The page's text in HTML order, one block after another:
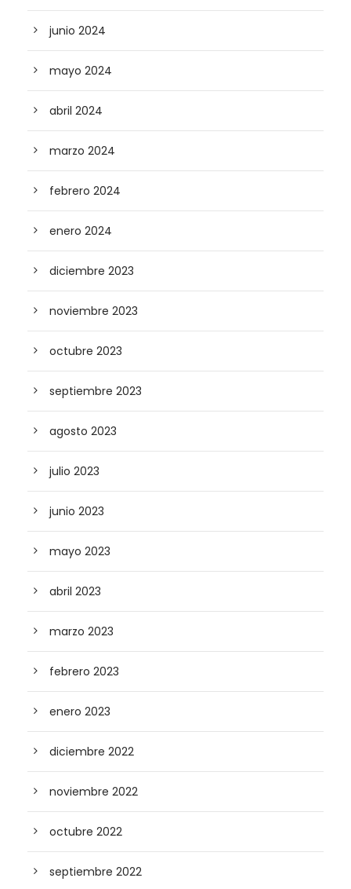
junio 2024
mayo 2024
abril 2024
marzo 2024
febrero 2024
enero 2024
diciembre 2023
noviembre 2023
octubre 2023
septiembre 2023
agosto 2023
julio 2023
junio 2023
mayo 2023
abril 2023
marzo 2023
febrero 2023
enero 2023
diciembre 2022
noviembre 2022
octubre 2022
septiembre 2022